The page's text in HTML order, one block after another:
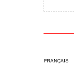
FRANÇAIS